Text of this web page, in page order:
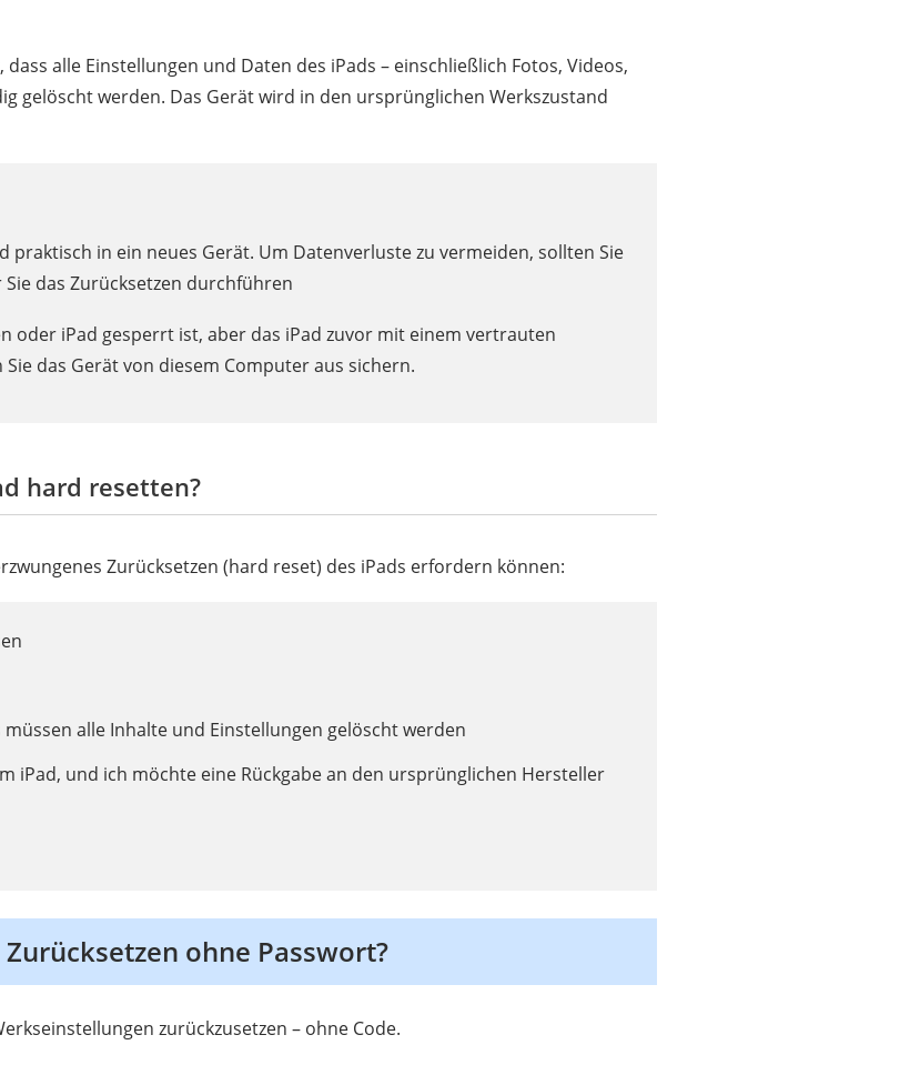
alle Einstellungen und Daten des iPads – einschließlich Fotos, Videos,
gelöscht werden. Das Gerät wird in den ursprünglichen Werkszustand
praktisch in ein neues Gerät. Um Datenverluste zu vermeiden, sollten Sie
Sie das Zurücksetzen durchführen
oder iPad gesperrt ist, aber das iPad zuvor mit einem vertrauten
das Gerät von diesem Computer aus sichern.
hard resetten?
Zurücksetzen (hard reset) des iPads erfordern können:
alle Inhalte und Einstellungen gelöscht werden
iPad, und ich möchte eine Rückgabe an den ursprünglichen Hersteller
ohne Passwort?
zurückzusetzen – ohne Code.